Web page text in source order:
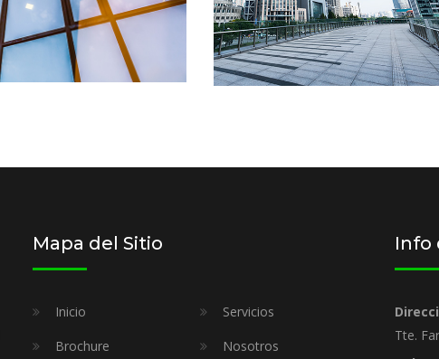
Mapa del Sitio
Inicio
Servicios
Brochure
Nosotros
Info
Tte.